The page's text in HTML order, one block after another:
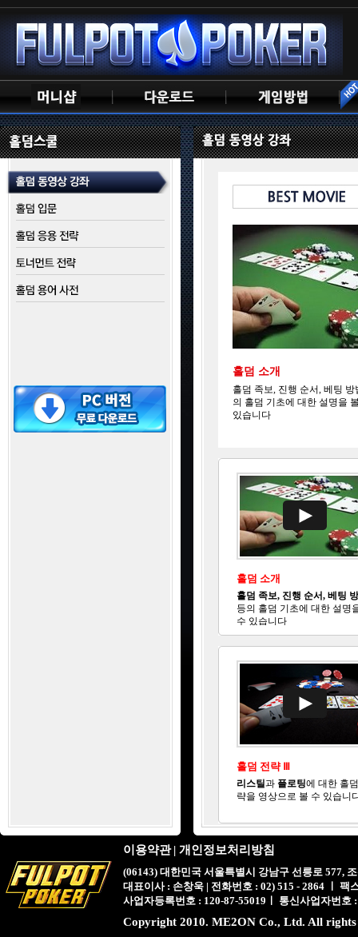
홀덤 소개
홀덤 족보, 진행 순서, 베팅 방
의 홀덤 기초에 대한 설명을
있습니다
홀덤 소개
홀덤 족보, 진행 순서, 베팅
등의 홀덤 기초에 대한 설명
수 있습니다
홀덤 전략 Ⅲ
리스틸과 플로팅에 대한 홀
략을 영상으로 볼 수 있습니
이용약관 | 개인정보처리방침
(06143) 대한민국 서울특별시 강남구 선릉로 577,
대표이사 : 손창욱 | 전화번호 : 02) 515 - 2864 ㅣ 팩
사업자등록번호 : 120-87-55019ㅣ 통신사업자번호
Copyright 2010. ME2ON Co., Ltd. All rights